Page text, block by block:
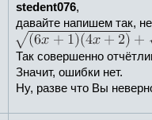
stedent076,
давайте напишем так,
Так совершенно
Значит, ошибки нет.
Ну, разве что Вы